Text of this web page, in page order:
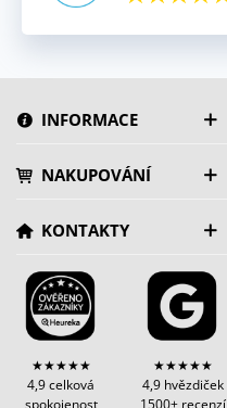
INFORMACE
NAKUPOVÁNÍ
KONTAKTY
★★★★★
4,9 celková
spokojenost
★★★★★
4,9 hvězdiček
1500+ recenzí